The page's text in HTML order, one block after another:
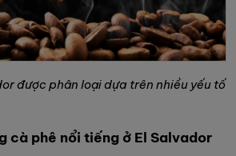
được phân loại dựa trên nhiều yếu tố
cà phê nổi tiếng ở El Salvador